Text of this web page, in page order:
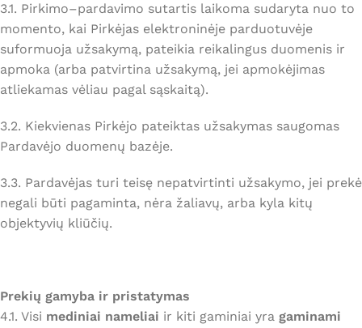
3.1. Pirkimo–pardavimo sutartis laikoma sudaryta nuo to
momento, kai Pirkėjas elektroninėje parduotuvėje
suformuoja užsakymą, pateikia reikalingus duomenis ir
apmoka (arba patvirtina užsakymą, jei apmokėjimas
atliekamas vėliau pagal sąskaitą).
3.2. Kiekvienas Pirkėjo pateiktas užsakymas saugomas
Pardavėjo duomenų bazėje.
3.3. Pardavėjas turi teisę nepatvirtinti užsakymo, jei prekė
negali būti pagaminta, nėra žaliavų, arba kyla kitų
objektyvių kliūčių.
Prekių gamyba ir pristatymas
4.1. Visi mediniai nameliai ir kiti gaminiai yra gaminami